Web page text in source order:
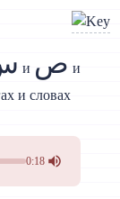
и ص и
и словах
0:18